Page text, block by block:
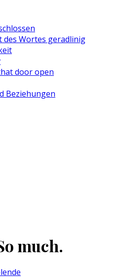
des Wortes geradlinig
door open
Beziehungen
much.